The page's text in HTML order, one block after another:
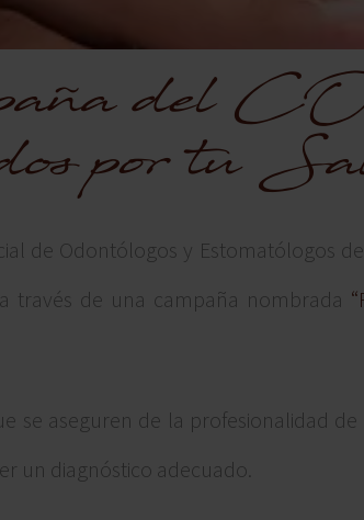
del
por tu
de Odontólogos y Estomatólogos
través de una campaña nombrada
se aseguren de la profesionalidad
un diagnóstico adecuado.